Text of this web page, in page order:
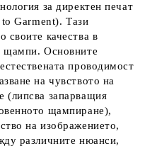
за директен печат
Garment). Тази
своите качества в
щампи. Основните
проводимост
на чувството на
(липсва запарващия
щампиране),
на изображението,
различните нюанси,